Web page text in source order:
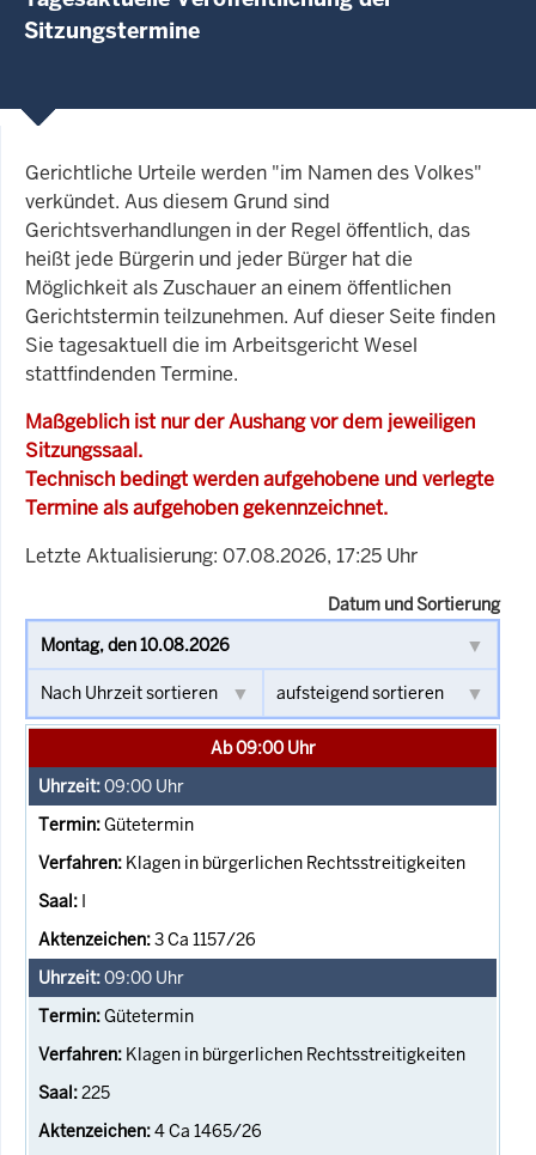
Sitzungstermine
Gerichtliche Urteile werden "im Namen des Volkes"
verkündet. Aus diesem Grund sind
Gerichtsverhandlungen in der Regel öffentlich, das
heißt jede Bürgerin und jeder Bürger hat die
Möglichkeit als Zuschauer an einem öffentlichen
Gerichtstermin teilzunehmen. Auf dieser Seite finden
Sie tagesaktuell die im Arbeitsgericht Wesel
stattfindenden Termine.
Maßgeblich ist nur der Aushang vor dem jeweiligen
Sitzungssaal.
Technisch bedingt werden aufgehobene und verlegte
Termine als aufgehoben gekennzeichnet.
Letzte Aktualisierung: 07.08.2026, 17:25 Uhr
Datum und Sortierung
Ab 09:00 Uhr
09:00 Uhr
Gütetermin
Klagen in bürgerlichen Rechtsstreitigkeiten
I
3 Ca 1157/26
09:00 Uhr
Gütetermin
Klagen in bürgerlichen Rechtsstreitigkeiten
225
4 Ca 1465/26